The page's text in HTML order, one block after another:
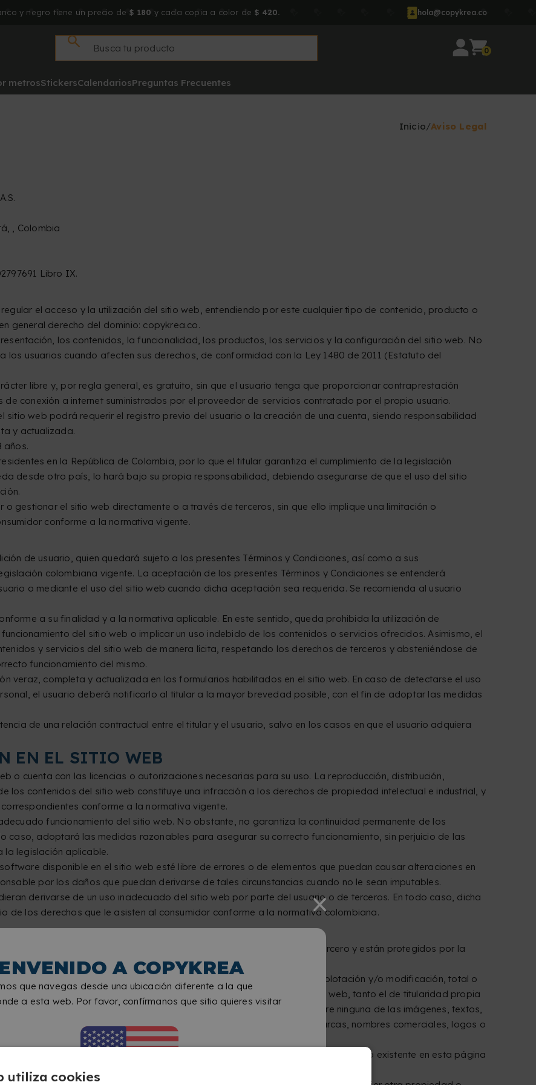
A COPYKREA
que navegas desde una ubicación diferente a la que
a esta web. Por favor, confírmanos que sitio quieres visitar
y negro tiene un precio de $ 180 y cada copia a color de $ 420. hola@copykrea.co
0
metrosStickersCalendariosPreguntas Frecuentes
Inicio Aviso Legal
, Colombia
Libro IX.
el acceso y la utilización del sitio web, entendiendo por este cualquier tipo de contenido, producto o
general derecho del dominio: copykrea.co.
los contenidos, la funcionalidad, los productos, los servicios y la configuración del sitio web. No
usuarios cuando afecten sus derechos, de conformidad con la Ley 1480 de 2011 (Estatuto del
libre y, por regla general, es gratuito, sin que el usuario tenga que proporcionar contraprestación
conexión a internet suministrados por el proveedor de servicios contratado por el propio usuario.
sitio web podrá requerir el registro previo del usuario o la creación de una cuenta, siendo responsabilidad
y actualizada.
años.
en la República de Colombia, por lo que el titular garantiza el cumplimiento de la legislación
desde otro país, lo hará bajo su propia responsabilidad, debiendo asegurarse de que el uso del sitio
gestionar el sitio web directamente o a través de terceros, sin que ello implique una limitación o
conforme a la normativa vigente.
de usuario, quien quedará sujeto a los presentes Términos y Condiciones, así como a sus
colombiana vigente. La aceptación de los presentes Términos y Condiciones se entenderá
o mediante el uso del sitio web cuando dicha aceptación sea requerida. Se recomienda al usuario
a su finalidad y a la normativa aplicable. En este sentido, queda prohibida la utilización de
del sitio web o implicar un uso indebido de los contenidos o servicios ofrecidos. Asimismo, el
y servicios del sitio web de manera lícita, respetando los derechos de terceros y absteniéndose de
funcionamiento del mismo.
veraz, completa y actualizada en los formularios habilitados en el sitio web. En caso de detectarse el uso
el usuario deberá notificarlo al titular a la mayor brevedad posible, con el fin de adoptar las medidas
de una relación contractual entre el titular y el usuario, salvo en los casos en que el usuario adquiera
EN EL SITIO WEB
o cuenta con las licencias o autorizaciones necesarias para su uso. La reproducción, distribución,
los contenidos del sitio web constituye una infracción a los derechos de propiedad intelectual e industrial, y
conforme a la normativa vigente.
funcionamiento del sitio web. No obstante, no garantiza la continuidad permanente de los
caso, adoptará las medidas razonables para asegurar su correcto funcionamiento, sin perjuicio de las
la legislación aplicable.
disponible en el sitio web esté libre de errores o de elementos que puedan causar alteraciones en
por los daños que puedan derivarse de tales circunstancias cuando no le sean imputables.
derivarse de un uso inadecuado del sitio web por parte del usuario o de terceros. En todo caso, dicha
de los derechos que le asisten al consumidor conforme a la normativa colombiana.
de eCommProjects Colombia S.A.S. o cedidos a esta por un tercero y están protegidos por la
e industrial.
distribución, adaptación, puesta a disposición, o cualquier otra explotación y/o modificación, total o
Colombia S.A.S. de cualquier contenido incluido en el sitio web, tanto el de titularidad propia
a esta por un tercero. El uso de esta página web no otorga derecho sobre ninguna de las imágenes, textos,
etc. de los productos comercializados en la misma ni sobre marcas, nombres comerciales, logos o
ello en virtud de lo establecido en la normativa actualmente vigente.
responsable del uso indebido o inapropiado que un tercero haga del contenido existente en esta página
de dicho uso.
utiliza cookies